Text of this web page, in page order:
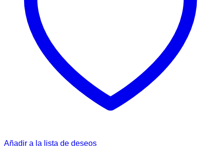
Añadir a la lista de deseos